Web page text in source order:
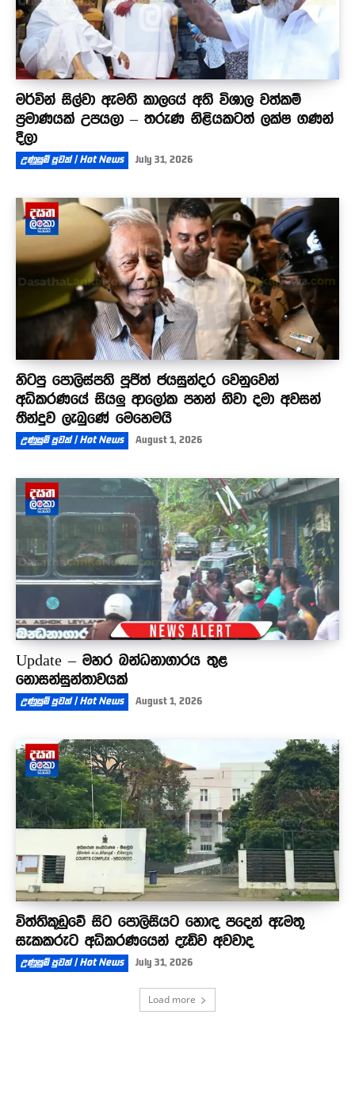
මර්වින් සිල්වා ඇමති කාලයේ අති විශාල වත්කම්
ප්‍රමාණයක් උපයලා – තරුණ නිළියකටත් ලක්ෂ ගණන්
දීලා
උණුසුම් පුවත් | Hot News July 31, 2026
හිටපු පොලිස්පති පූජිත් ජයසුන්දර වෙනුවෙන්
අධිකරණයේ සියලු ආලෝක පහන් නිවා දමා අවසන්
තීන්දුව ලැබුණේ මෙහෙමයි
උණුසුම් පුවත් | Hot News August 1, 2026
Update – මහර බන්ධනාගාරය තුළ
නොසන්සුන්තාවයක්
උණුසුම් පුවත් | Hot News August 1, 2026
විත්තිකූඩුවේ සිට පොලිසියට හොඳ පදෙන් ඇමතූ
සැකකරුට අධිකරණයෙන් දැඩිව අවවාද
උණුසුම් පුවත් | Hot News July 31, 2026
Load more